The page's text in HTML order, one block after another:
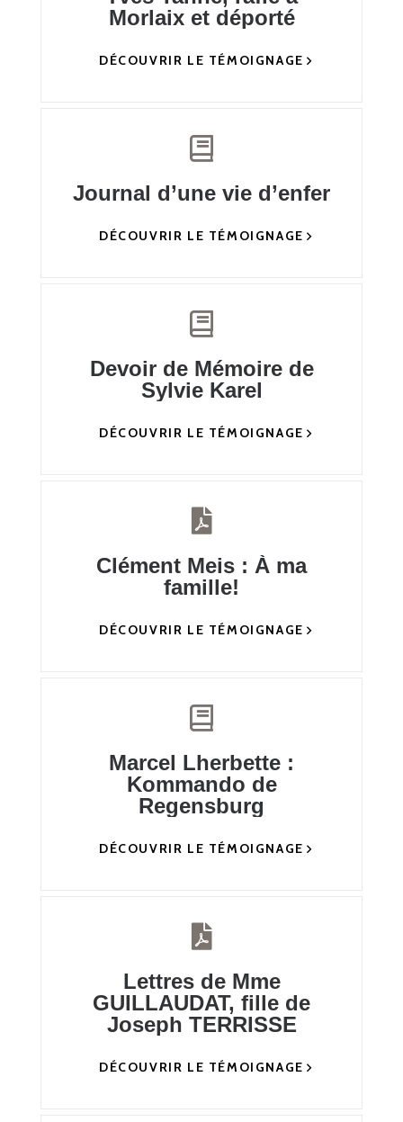
Morlaix et déporté
DÉCOUVRIR LE TÉMOIGNAGE
Journal d’une vie d’enfer
DÉCOUVRIR LE TÉMOIGNAGE
Devoir de Mémoire de
Sylvie Karel
DÉCOUVRIR LE TÉMOIGNAGE
Clément Meis : À ma
famille!
DÉCOUVRIR LE TÉMOIGNAGE
Marcel Lherbette :
Kommando de
Regensburg
DÉCOUVRIR LE TÉMOIGNAGE
Lettres de Mme
GUILLAUDAT, fille de
Joseph TERRISSE
DÉCOUVRIR LE TÉMOIGNAGE